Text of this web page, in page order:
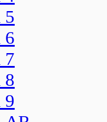
5
6
7
8
9